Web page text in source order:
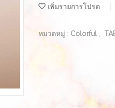
เพิ่มรายการโปรด
หมวดหมู่ : Colorful